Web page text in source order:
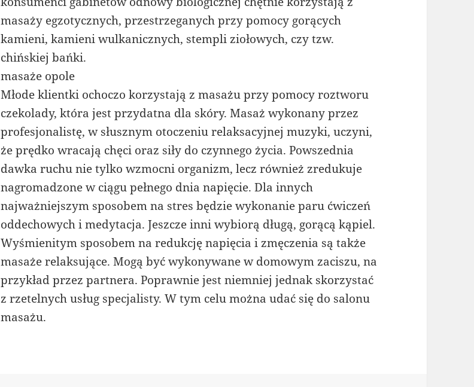
masaży egzotycznych, przestrzeganych przy pomocy gorących
kamieni, kamieni wulkanicznych, stempli ziołowych, czy tzw.
chińskiej bańki.
masaże opole
Młode klientki ochoczo korzystają z masażu przy pomocy roztworu
czekolady, która jest przydatna dla skóry. Masaż wykonany przez
profesjonalistę, w słusznym otoczeniu relaksacyjnej muzyki, uczyni,
że prędko wracają chęci oraz siły do czynnego życia. Powszednia
dawka ruchu nie tylko wzmocni organizm, lecz również zredukuje
nagromadzone w ciągu pełnego dnia napięcie. Dla innych
najważniejszym sposobem na stres będzie wykonanie paru ćwiczeń
oddechowych i medytacja. Jeszcze inni wybiorą długą, gorącą kąpiel.
Wyśmienitym sposobem na redukcję napięcia i zmęczenia są także
masaże relaksujące. Mogą być wykonywane w domowym zaciszu, na
przykład przez partnera. Poprawnie jest niemniej jednak skorzystać
z rzetelnych usług specjalisty. W tym celu można udać się do salonu
masażu.